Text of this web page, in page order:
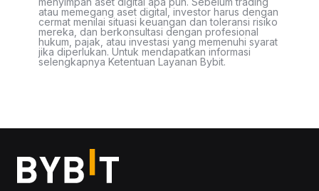
atau memegang aset digital, investor harus dengan
cermat menilai situasi keuangan dan toleransi risiko
mereka, dan berkonsultasi dengan profesional
hukum, pajak, atau investasi yang memenuhi syarat
jika diperlukan. Untuk mendapatkan informasi
selengkapnya Ketentuan Layanan Bybit.